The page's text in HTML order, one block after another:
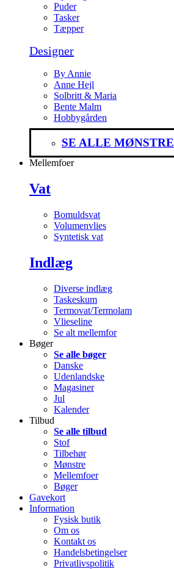
Puder
Tasker
Tæpper
Designer
By Annie
Anne Hejl
Solbritt & Maria
Bente Malm
Hobbygården
SE ALLE MØNSTRE
Mellemfoer
Vat
Bomuldsvat
Volumenvlies
Syntetisk vat
Indlæg
Diverse indlæg
Taskeskum
Termovat/Termolam
Vlieseline
Se alt mellemfor
Bøger
Se alle bøger
Danske
Udenlandske
Magasiner
Jul
Kalender
Tilbud
Se alle tilbud
Stof
Tilbehør
Mønstre
Mellemfoer
Bøger
Gavekort
Information
Fysisk butik
Om os
Kontakt os
Handelsbetingelser
Privatlivspolitik